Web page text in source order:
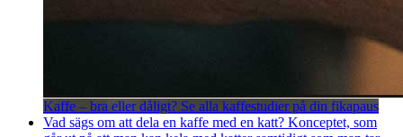
Kaffe – bra eller dåligt? Se alla kaffestudier på din fikapaus
Vad sägs om att dela en kaffe med en katt? Konceptet, som